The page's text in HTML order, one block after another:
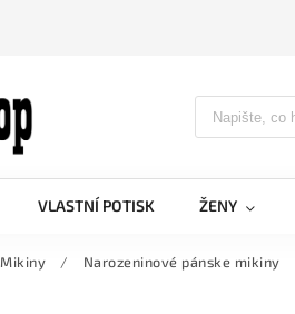
VLASTNÍ POTISK ŽENY
Mikiny / Narozeninové pánske mikiny